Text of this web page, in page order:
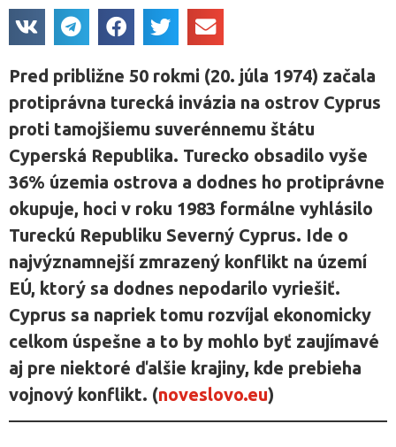
Pred približne 50 rokmi (20. júla 1974) začala
protiprávna turecká invázia na ostrov Cyprus
proti tamojšiemu suverénnemu štátu
Cyperská Republika. Turecko obsadilo vyše
36% územia ostrova a dodnes ho protiprávne
okupuje, hoci v roku 1983 formálne vyhlásilo
Tureckú Republiku Severný Cyprus. Ide o
najvýznamnejší zmrazený konflikt na území
EÚ, ktorý sa dodnes nepodarilo vyriešiť.
Cyprus sa napriek tomu rozvíjal ekonomicky
celkom úspešne a to by mohlo byť zaujímavé
aj pre niektoré ďalšie krajiny, kde prebieha
vojnový konflikt. (noveslovo.eu)